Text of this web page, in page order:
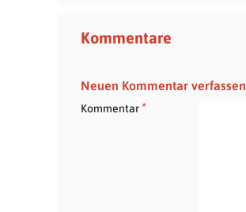
Kommentare
Neuen Kommentar verfassen
Kommentar*